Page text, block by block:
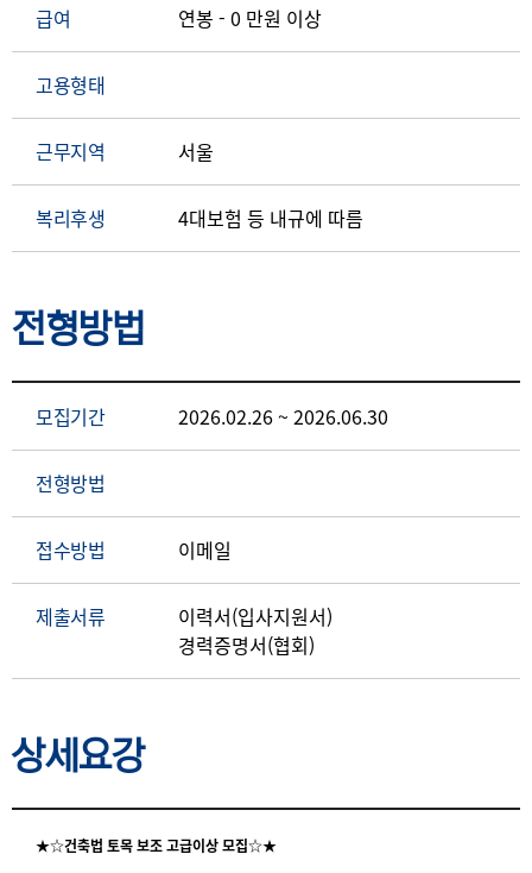
급여 연봉 - 0 만원 이상
고용형태
근무지역 서울
복리후생 4대보험 등 내규에 따름
전형방법
모집기간 2026.02.26 ~ 2026.06.30
전형방법
접수방법 이메일
제출서류
이력서(입사지원서)
경력증명서(협회)
상세요강
상세요강
★☆건축법 토목 보조 고급이상 모집☆★